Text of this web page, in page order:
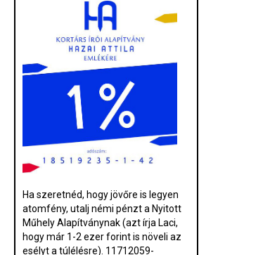
Ha szeretnéd, hogy jövőre is legyen
atomfény, utalj némi pénzt a Nyitott
Műhely Alapítványnak (azt írja Laci,
hogy már 1-2 ezer forint is növeli az
esélyt a túlélésre). 11712059-